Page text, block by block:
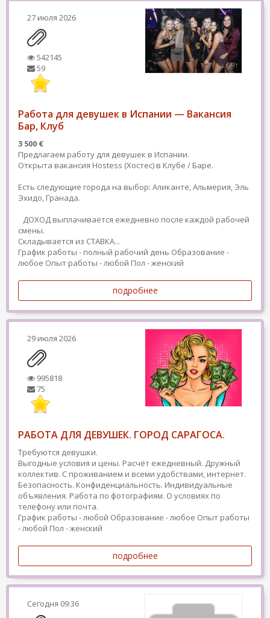
27 июля 2026
542145
59
Работа для девушек в Испании — Вакансия
Бар, Клуб
3 500 €
Предлагаем работу для девушек в Испании.
Открыта вакансия Hostess (Хостес) в Клубе / Баре.
Есть следующие города на выбор: Аликанте, Альмерия, Эль
Эхидо, Гранада.
ДОХОД выплачивается ежедневно после каждой рабочей
смены.
Складывается из СТАВКА...
График работы - полный рабочий день Образование -
любое Опыт работы - любой Пол - женский
подробнее
29 июля 2026
995818
75
РАБОТА ДЛЯ ДЕВУШЕК. ГОРОД САРАГОСА.
Требуются девушки.
Выгодные условия и цены. Расчёт ежедневный. Дружный
коллектив. С проживанием и всеми удобствами, интернет.
Безопасность. Конфиденциальность. Индивидуальные
объявления. Работа по фотографиям. О условиях по
телефону или почта.
График работы - любой Образование - любое Опыт работы
- любой Пол - женский
подробнее
Сегодня 09:36